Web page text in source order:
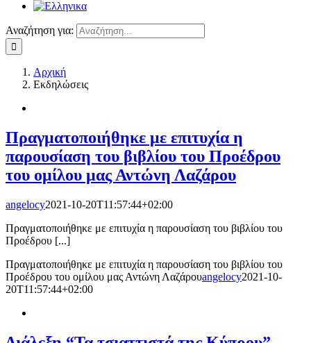
Αναζήτηση για:
Αρχική
Εκδηλώσεις
Πραγματοποιήθηκε με επιτυχία η
παρουσίαση του βιβλίου του Προέδρου
του ομίλου μας Αντώνη Λαζάρου
angelocy2021-10-20T11:57:44+02:00
Πραγματοποιήθηκε με επιτυχία η παρουσίαση του βιβλίου του
Προέδρου [...]
Πραγματοποιήθηκε με επιτυχία η παρουσίαση του βιβλίου του
Προέδρου του ομίλου μας Αντώνη Λαζάρουangelocy2021-10-
20T11:57:44+02:00